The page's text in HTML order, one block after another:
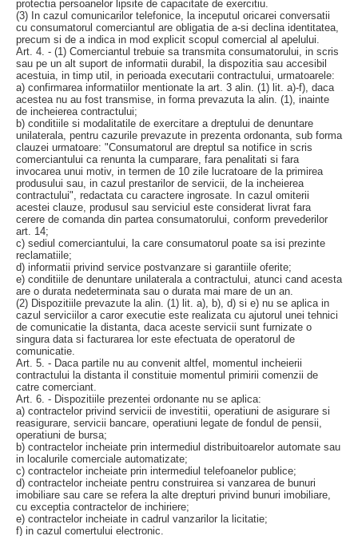
protectia persoanelor lipsite de capacitate de exercitiu.
(3) In cazul comunicarilor telefonice, la inceputul oricarei conversatii
cu consumatorul comerciantul are obligatia de a-si declina identitatea,
precum si de a indica in mod explicit scopul comercial al apelului.
Art. 4. - (1) Comerciantul trebuie sa transmita consumatorului, in scris
sau pe un alt suport de informatii durabil, la dispozitia sau accesibil
acestuia, in timp util, in perioada executarii contractului, urmatoarele:
a) confirmarea informatiilor mentionate la art. 3 alin. (1) lit. a)-f), daca
acestea nu au fost transmise, in forma prevazuta la alin. (1), inainte
de incheierea contractului;
b) conditiile si modalitatile de exercitare a dreptului de denuntare
unilaterala, pentru cazurile prevazute in prezenta ordonanta, sub forma
clauzei urmatoare: "Consumatorul are dreptul sa notifice in scris
comerciantului ca renunta la cumparare, fara penalitati si fara
invocarea unui motiv, in termen de 10 zile lucratoare de la primirea
produsului sau, in cazul prestarilor de servicii, de la incheierea
contractului", redactata cu caractere ingrosate. In cazul omiterii
acestei clauze, produsul sau serviciul este considerat livrat fara
cerere de comanda din partea consumatorului, conform prevederilor
art. 14;
c) sediul comerciantului, la care consumatorul poate sa isi prezinte
reclamatiile;
d) informatii privind service postvanzare si garantiile oferite;
e) conditiile de denuntare unilaterala a contractului, atunci cand acesta
are o durata nedeterminata sau o durata mai mare de un an.
(2) Dispozitiile prevazute la alin. (1) lit. a), b), d) si e) nu se aplica in
cazul serviciilor a caror executie este realizata cu ajutorul unei tehnici
de comunicatie la distanta, daca aceste servicii sunt furnizate o
singura data si facturarea lor este efectuata de operatorul de
comunicatie.
Art. 5. - Daca partile nu au convenit altfel, momentul incheierii
contractului la distanta il constituie momentul primirii comenzii de
catre comerciant.
Art. 6. - Dispozitiile prezentei ordonante nu se aplica:
a) contractelor privind servicii de investitii, operatiuni de asigurare si
reasigurare, servicii bancare, operatiuni legate de fondul de pensii,
operatiuni de bursa;
b) contractelor incheiate prin intermediul distribuitoarelor automate sau
in localurile comerciale automatizate;
c) contractelor incheiate prin intermediul telefoanelor publice;
d) contractelor incheiate pentru construirea si vanzarea de bunuri
imobiliare sau care se refera la alte drepturi privind bunuri imobiliare,
cu exceptia contractelor de inchiriere;
e) contractelor incheiate in cadrul vanzarilor la licitatie;
f) in cazul comertului electronic.